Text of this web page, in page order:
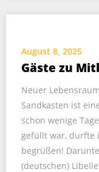
August 8, 2025
Gäste zu
Neuer
Sandkasten ist
schon wenige
gefüllt war, durfte
begrüßen!
(deutschen)